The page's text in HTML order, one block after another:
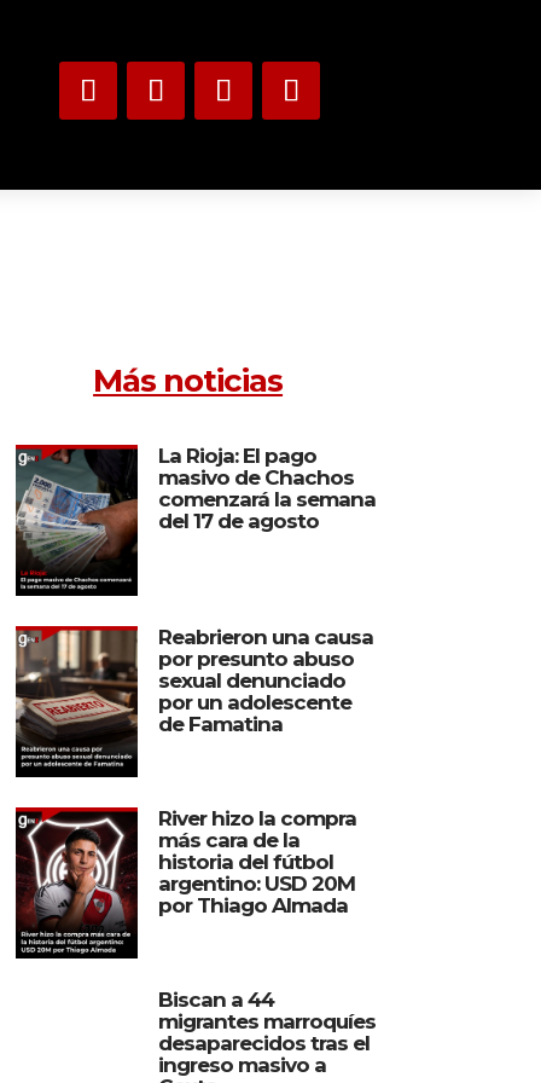
Más noticias
La Rioja: El pago
masivo de Chachos
comenzará la semana
del 17 de agosto
Reabrieron una causa
por presunto abuso
sexual denunciado
por un adolescente
de Famatina
River hizo la compra
más cara de la
historia del fútbol
argentino: USD 20M
por Thiago Almada
Biscan a 44
migrantes marroquíes
desaparecidos tras el
ingreso masivo a